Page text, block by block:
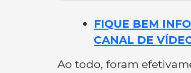
FIQUE BEM
CANAL DE
Ao todo, foram